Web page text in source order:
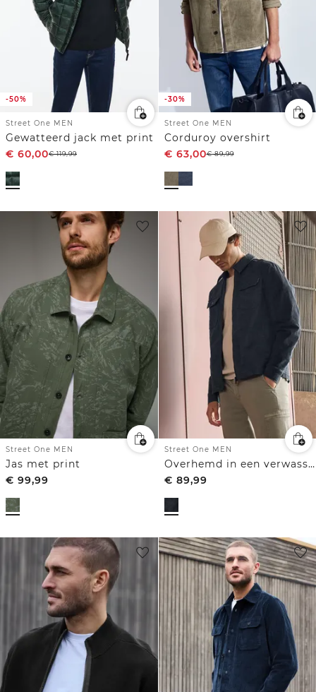
-50%
Street One MEN
Gewatteerd jack met print
€ 60,00€119,99
-30%
Street One MEN
Corduroy overshirt
€ 63,00€89,99
Street One MEN
Jas met print
€ 99,99
Street One MEN
Overhemd in een verwassen look
€ 89,99